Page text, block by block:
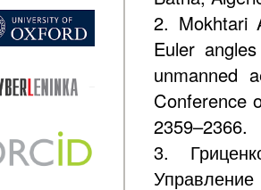
2. Mokhtari
Euler
unmanned
Conference
2359–2366.
3.